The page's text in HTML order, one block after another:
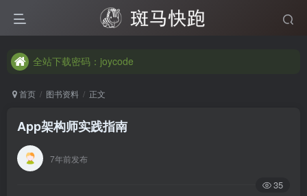
全站下载密码：joycode
全站下载密码：joycode
全站下载密码：joycode
首页 图书资料 正文
App架构师实践指南
7年前发布
35